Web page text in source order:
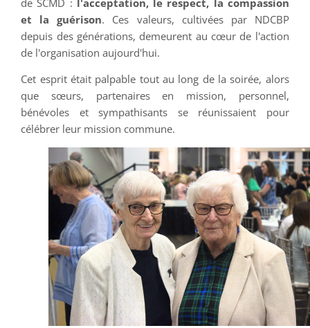
et la guérison. Ces valeurs, cultivées par NDCBP
depuis des générations, demeurent au cœur de l'action
de l'organisation aujourd'hui.
Cet esprit était palpable tout au long de la soirée, alors
que sœurs, partenaires en mission, personnel,
bénévoles et sympathisants se réunissaient pour
célébrer leur mission commune.